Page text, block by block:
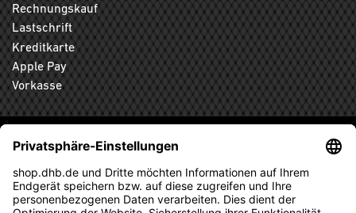
Rechnungskauf
Lastschrift
Kreditkarte
Apple Pay
Vorkasse
ABONNIEREN SIE DEN KOSTENLOSEN DHB-FANSHOP
NEWSLETTER UND VERPASSEN SIE KEINE NEUIGKEIT ODER
AKTION MEHR.
ANMELDEN